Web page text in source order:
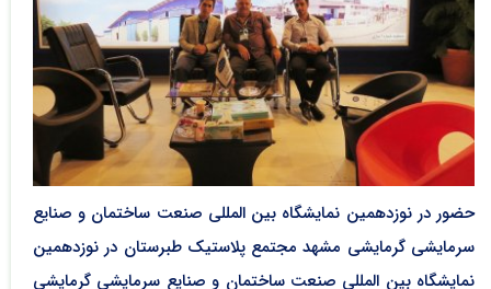
حضور در نوزدهمین نمایشگاه بین المللی صنعت ساختمان و صنایع
سرمایشی گرمایشی مشهد مجتمع پلاستیک طبرستان در نوزدهمین
نمایشگاه بین المللی صنعت ساختمان و صنایع سرمایشی گرمایشی